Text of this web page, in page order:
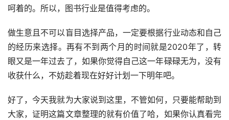
呵着的。所以，图书行业是值得考虑的。
做生意且不可以盲目选择产品，一定要根据行业动态和自己
的经历来选择。再有不到两个月的时间就是2020年了，转
眼又是一年过去了，如果你觉得自己这一年碌碌无为，没有
收获什么，不妨趁着现在好好计划一下明年吧。
好了，今天我就为大家说到这里，不管如何，只要能帮助到
大家，证明这篇文章整理的就有价值了哈，如果你认真看完